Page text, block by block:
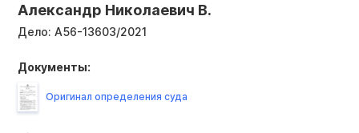
Александр Николаевич В.
Дело: А56-13603/2021
Документы:
Оригинал определения суда